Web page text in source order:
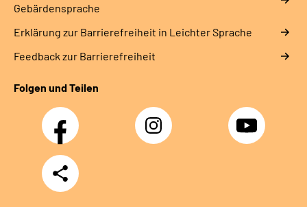
Gebärdensprache
Erklärung zur Barrierefreiheit in Leichter Sprache
Feedback zur Barrierefreiheit
Folgen und Teilen
Facebook Instagram YouTube
Teilen